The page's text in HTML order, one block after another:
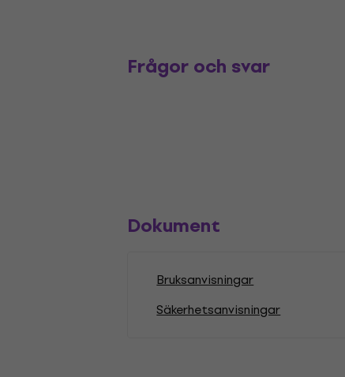
Frågor och svar
Dokument
Bruksanvisningar
Säkerhetsanvisningar